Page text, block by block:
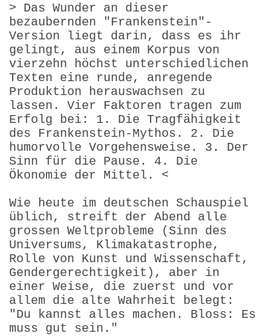
> Das Wunder an dieser
bezaubernden "Frankenstein"-
Version liegt darin, dass es ihr
gelingt, aus einem Korpus von
vierzehn höchst unterschiedlichen
Texten eine runde, anregende
Produktion herauswachsen zu
lassen. Vier Faktoren tragen zum
Erfolg bei: 1. Die Tragfähigkeit
des Frankenstein-Mythos. 2. Die
humorvolle Vorgehensweise. 3. Der
Sinn für die Pause. 4. Die
Ökonomie der Mittel. <
Wie heute im deutschen Schauspiel
üblich, streift der Abend alle
grossen Weltprobleme (Sinn des
Universums, Klimakata­strophe,
Rolle von Kunst und Wissenschaft,
Gendergerechtig­keit), aber in
einer Weise, die zuerst und vor
allem die alte Wahrheit belegt:
"Du kannst alles machen. Bloss: Es
muss gut sein."